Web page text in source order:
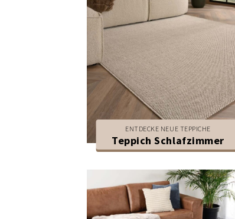
ENTDECKE NEUE TEPPICHE
Teppich Schlafzimmer